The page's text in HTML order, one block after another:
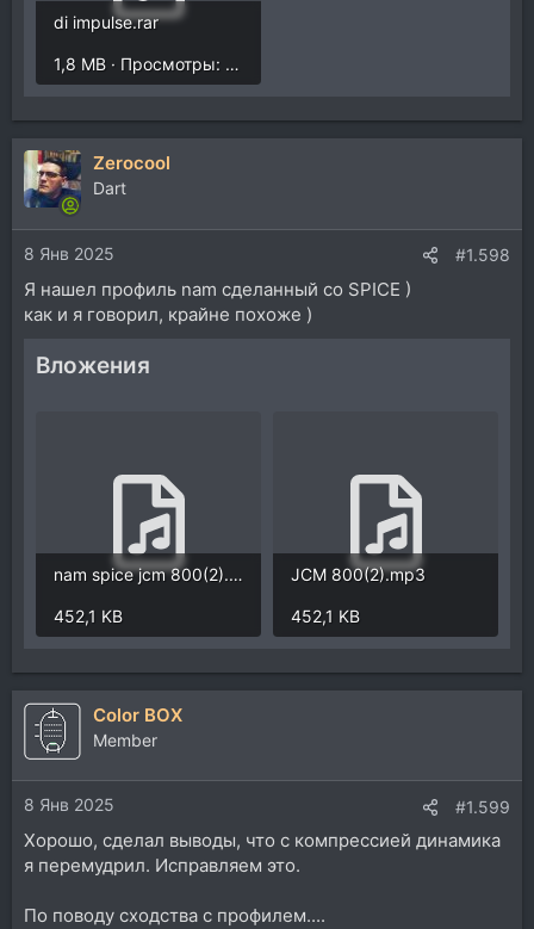
di impulse.rar
1,8 MB · Просмотры: 216
Zerocool
Dart
8 Янв 2025 #1.598
Я нашел профиль nam сделанный со SPICE )
как и я говорил, крайне похоже )
Вложения
nam spice jcm 800(2).mp3
452,1 KB
JCM 800(2).mp3
452,1 KB
Color BOX
Member
8 Янв 2025 #1.599
Хорошо, сделал выводы, что с компрессией динамика
я перемудрил. Исправляем это.
По поводу сходства с профилем....